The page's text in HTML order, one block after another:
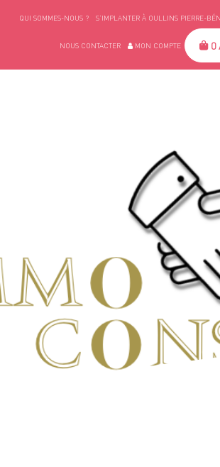
QUI SOMMES-NOUS ? S’IMPLANTER À OULLINS PIERRE-
NOUS CONTACTER MON COMPTE 0